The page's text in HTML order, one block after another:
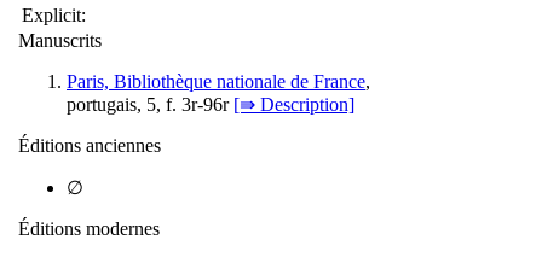
Explicit:
Manuscrits
Paris, Bibliothèque nationale de France,
portugais, 5, f. 3r-96r [⇛ Description]
Éditions anciennes
∅
Éditions modernes